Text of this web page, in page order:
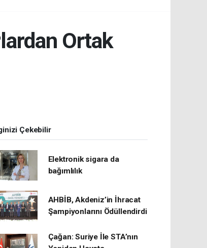
Ortak
Çekebilir
Elektronik sigara da
bağımlılık
AHBİB, Akdeniz’in İhracat
Şampiyonlarını Ödüllendirdi
Çağan: Suriye İle STA’nın